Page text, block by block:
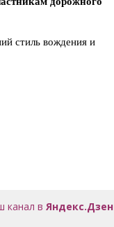
стиль вождения и
канал вЯндекс.Дзен